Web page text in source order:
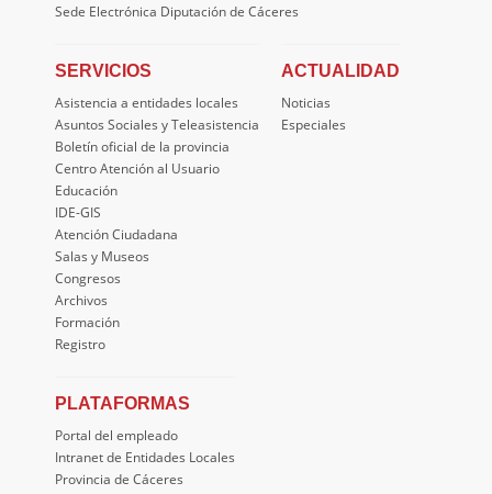
Sede Electrónica Diputación de Cáceres
SERVICIOS
Asistencia a entidades locales
Asuntos Sociales y Teleasistencia
Boletín oficial de la provincia
Centro Atención al Usuario
Educación
IDE-GIS
Atención Ciudadana
Salas y Museos
Congresos
Archivos
Formación
Registro
ACTUALIDAD
Noticias
Especiales
PLATAFORMAS
Portal del empleado
Intranet de Entidades Locales
Provincia de Cáceres